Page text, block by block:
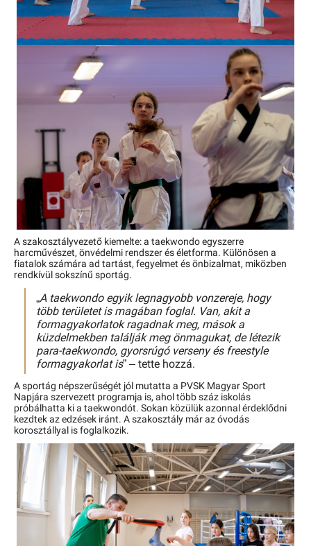
A szakosztályvezető kiemelte: a taekwondo egyszerre
harcművészet, önvédelmi rendszer és életforma. Különösen a
fiatalok számára ad tartást, fegyelmet és önbizalmat, miközben
rendkívül sokszínű sportág.
„A taekwondo egyik legnagyobb vonzereje, hogy
több területet is magában foglal. Van, akit a
formagyakorlatok ragadnak meg, mások a
küzdelmekben találják meg önmagukat, de létezik
para-taekwondo, gyorsrúgó verseny és freestyle
formagyakorlat is” – tette hozzá.
A sportág népszerűségét jól mutatta a PVSK Magyar Sport
Napjára szervezett programja is, ahol több száz iskolás
próbálhatta ki a taekwondót. Sokan közülük azonnal érdeklődni
kezdtek az edzések iránt. A szakosztály már az óvodás
korosztállyal is foglalkozik.